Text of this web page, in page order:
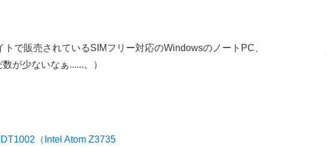
で販売されているSIMフリー対応のWindowsのノートPC、
が少ないなぁ......。）
（Intel Atom Z3735